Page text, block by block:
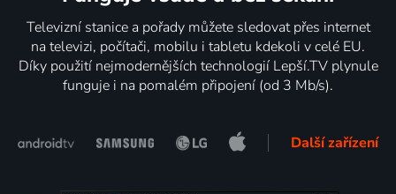
Televizní stanice a pořady můžete sledovat přes internet
na televizi, počítači, mobilu i tabletu kdekoli v celé EU.
Díky použití nejmodernějších technologií Lepší.TV plynule
funguje i na pomalém připojení (od 3 Mb/s).
Další zařízení